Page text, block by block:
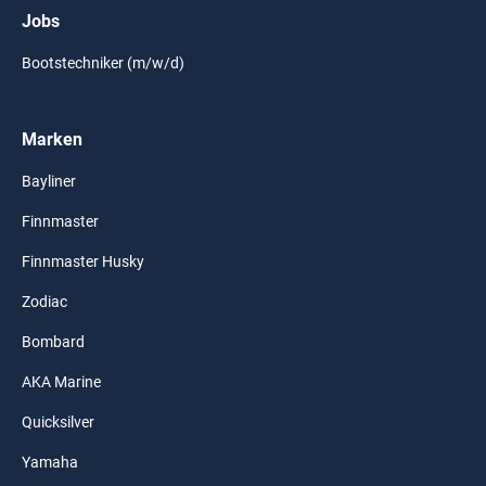
Jobs
Bootstechniker (m/w/d)
Marken
Bayliner
Finnmaster
Finnmaster Husky
Zodiac
Bombard
AKA Marine
Quicksilver
Yamaha